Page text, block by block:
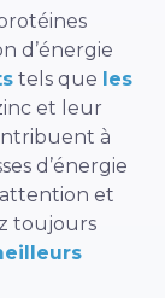
d’énergie
tels que les
et leur
à
d’énergie
et
toujours